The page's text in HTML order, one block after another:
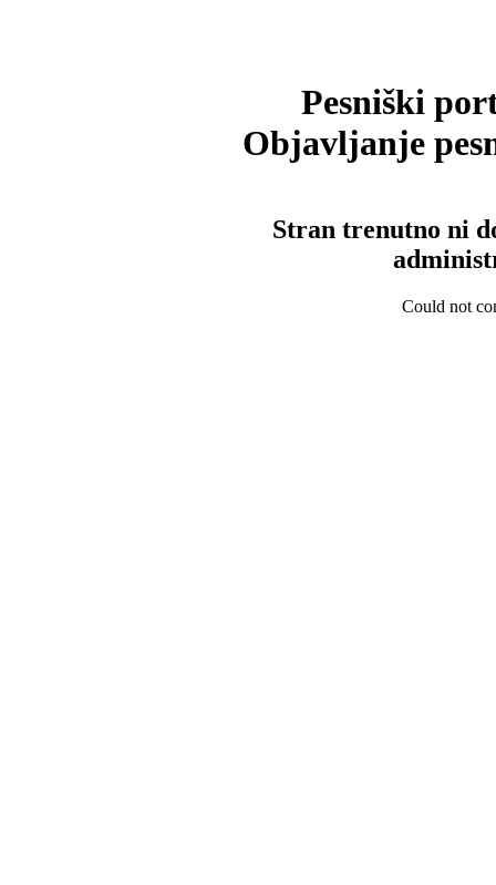
Pesniški
Objavljanje
Stran trenutno ni
Could not